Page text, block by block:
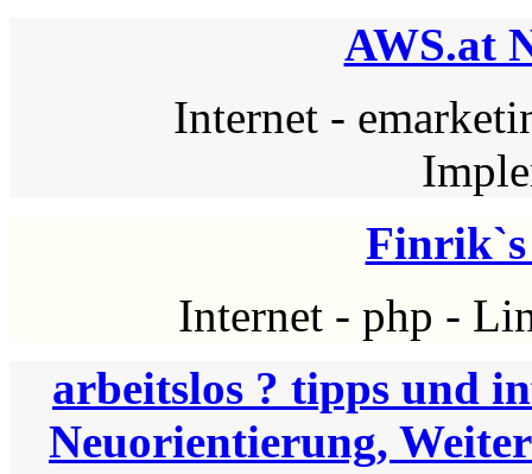
AWS.at
Internet -
Finrik`s
Internet - php -
arbeitslos ? tipps und
Neuorientierung,